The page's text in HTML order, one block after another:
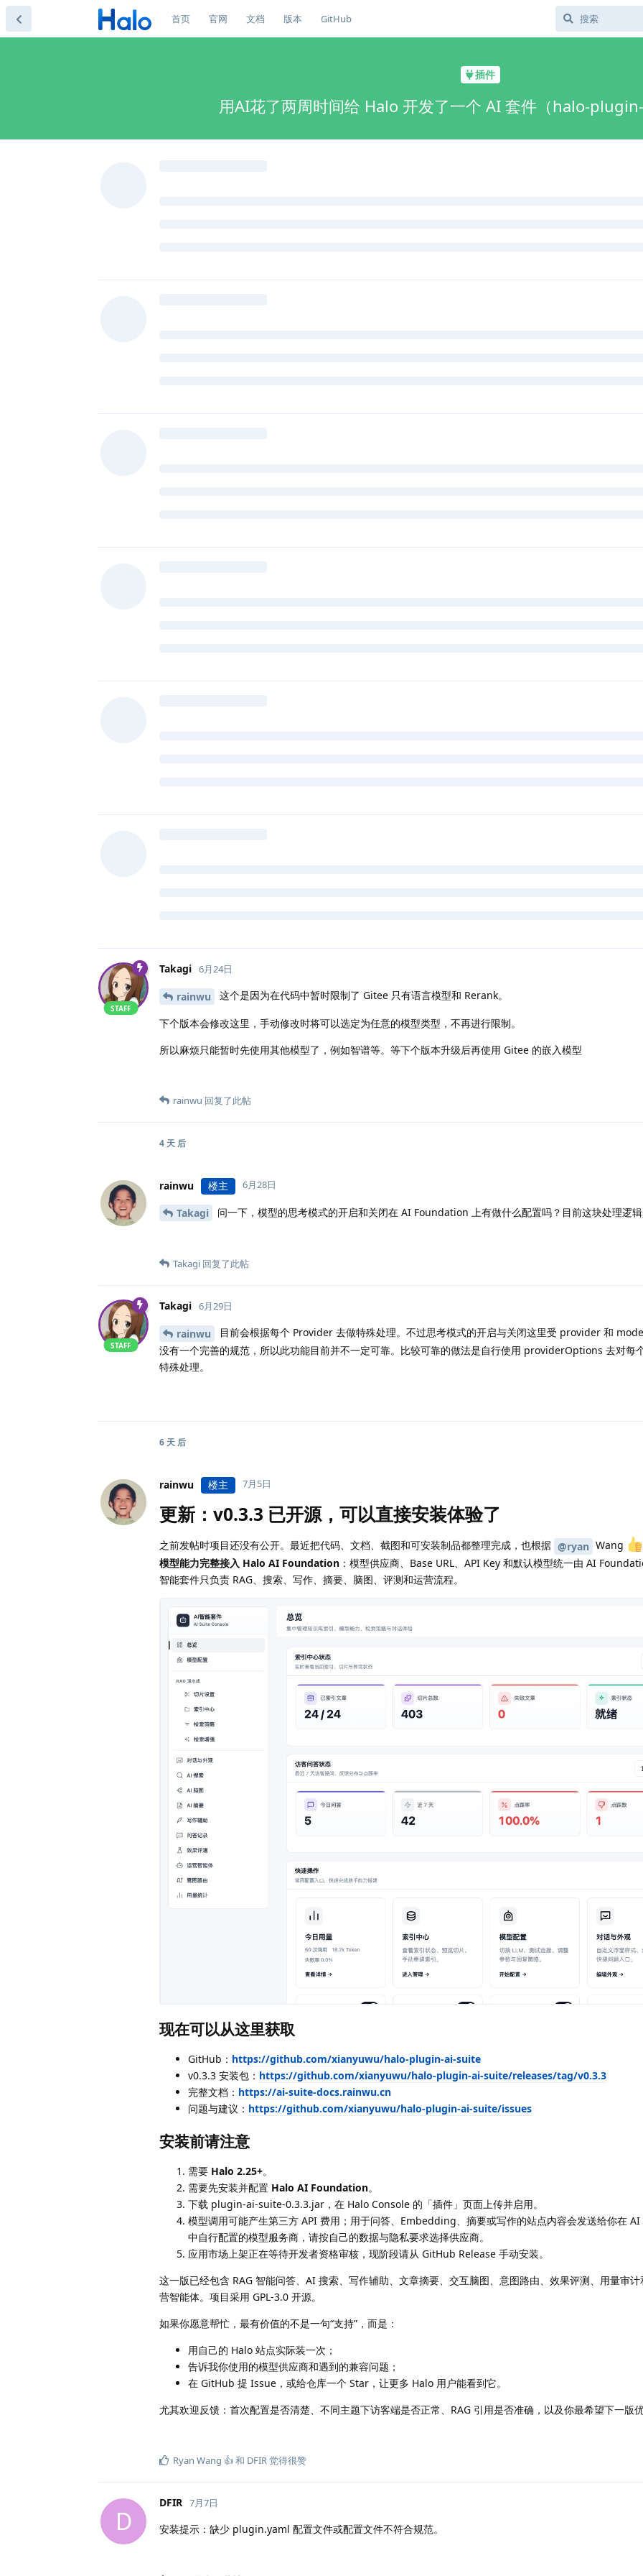
首页 官网 文档 版本 GitHub
插件
用AI花了两周时间给 Halo 开发了一个 AI 套件（halo-
Takagi
STAFF
6月24日
rainwu 这个是因为在代码中暂时限制了 Gitee 只有语言模型和 Rerank。
下个版本会修改这里，手动修改时将可以选定为任意的模型类型，不再进行限制。
所以麻烦只能暂时先使用其他模型了，例如智谱等。等下个版本升级后再使用 Gitee 的嵌入模型
rainwu 回复了此帖
4 天 后
rainwu 楼主 6月28日
Takagi 问一下，模型的思考模式的开启和关闭在 AI Foundation 上有做什么配置吗？目前这块处理逻辑
Takagi 回复了此帖
Takagi
STAFF
6月29日
rainwu
目前会根据每个 Provider 去做特殊处理。不过思考模式的开启与关闭这里受 provider 和
没有一个完善的规范，所以此功能目前并不一定可靠。比较可靠的做法是自行使用 providerOptions 去对每
特殊处理。
6 天 后
rainwu 楼主 7月5日
更新：v0.3.3 已开源，可以直接安装体验了
之前发帖时项目还没有公开。最近把代码、文档、截图和可安装制品都整理完成，也根据 @ryan Wang
模型能力完整接入 Halo AI Foundation ：模型供应商、Base URL、API Key 和默认模型统一由 AI
智能套件只负责 RAG、搜索、写作、摘要、脑图、评测和运营流程。
现在可以从这里获取
GitHub： https://github.com/xianyuwu/halo-plugin-ai-suite
v0.3.3 安装包： https://github.com/xianyuwu/halo-plugin-ai-suite/releases/tag/v0.3.3
完整文档： https://ai-suite-docs.rainwu.cn
问题与建议： https://github.com/xianyuwu/halo-plugin-ai-suite/issues
安装前请注意
需要 Halo 2.25+。
需要先安装并配置 Halo AI Foundation。
下载 plugin-ai-suite-0.3.3.jar，在 Halo Console 的「插件」页面上传并启用。
模型调用可能产生第三方 API 费用；用于问答、Embedding、摘要或写作的站点内容会发送给你在
中自行配置的模型服务商，请按自己的数据与隐私要求选择供应商。
应用市场上架正在等待开发者资格审核，现阶段请从 GitHub Release 手动安装。
这一版已经包含 RAG 智能问答、AI 搜索、写作辅助、文章摘要、交互脑图、意图路由、效果评测、用量审
营智能体。项目采用 GPL-3.0 开源。
如果你愿意帮忙，最有价值的不是一句“支持”，而是：
用自己的 Halo 站点实际装一次；
告诉我你使用的模型供应商和遇到的兼容问题；
在 GitHub 提 Issue，或给仓库一个 Star，让更多 Halo 用户能看到它。
尤其欢迎反馈：首次配置是否清楚、不同主题下访客端是否正常、RAG 引用是否准确，以及你最希望下一版优
Ryan Wang 👍和 DFIR觉得很赞
D
DFIR 7月7日
安装提示：缺少 plugin.yaml 配置文件或配置文件不符合规范。